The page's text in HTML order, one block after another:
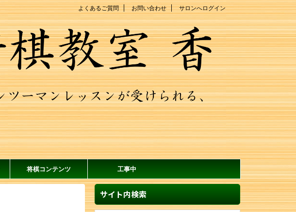
よくあるご質問 お問い合わせ サロンへログイン
将棋コンテンツ 工事中
サイト内検索